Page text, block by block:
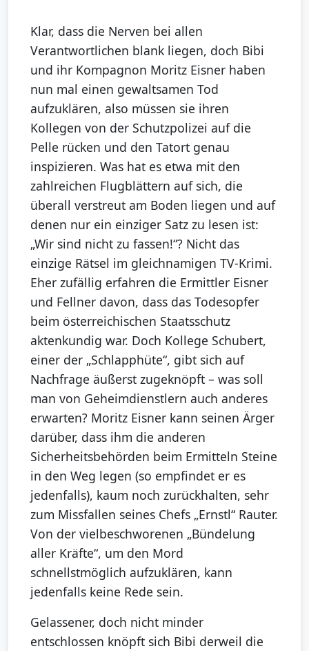
Klar, dass die Nerven bei allen
Verantwortlichen blank liegen, doch Bibi
und ihr Kompagnon Moritz Eisner haben
nun mal einen gewaltsamen Tod
aufzuklären, also müssen sie ihren
Kollegen von der Schutzpolizei auf die
Pelle rücken und den Tatort genau
inspizieren. Was hat es etwa mit den
zahlreichen Flugblättern auf sich, die
überall verstreut am Boden liegen und auf
denen nur ein einziger Satz zu lesen ist:
„Wir sind nicht zu fassen!“? Nicht das
einzige Rätsel im gleichnamigen TV-Krimi.
Eher zufällig erfahren die Ermittler Eisner
und Fellner davon, dass das Todesopfer
beim österreichischen Staatsschutz
aktenkundig war. Doch Kollege Schubert,
einer der „Schlapphüte“, gibt sich auf
Nachfrage äußerst zugeknöpft – was soll
man von Geheimdienstlern auch anderes
erwarten? Moritz Eisner kann seinen Ärger
darüber, dass ihm die anderen
Sicherheitsbehörden beim Ermitteln Steine
in den Weg legen (so empfindet er es
jedenfalls), kaum noch zurückhalten, sehr
zum Missfallen seines Chefs „Ernstl“ Rauter.
Von der vielbeschworenen „Bündelung
aller Kräfte“, um den Mord
schnellstmöglich aufzuklären, kann
jedenfalls keine Rede sein.
Gelassener, doch nicht minder
entschlossen knöpft sich Bibi derweil die